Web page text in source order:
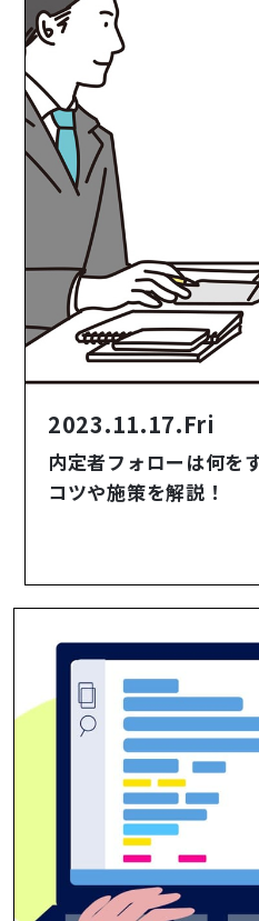
2023.11.17.Fri
内定者フォローは何を
コツや施策を解説！